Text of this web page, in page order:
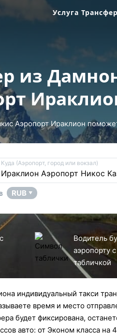
Услуга
из
Аэропорт Ираклион
Куда (Аэропорт, город или вокзал)
RUB ▼
Водитель
аэропорту с
табличкой
индивидуальный такси
время и место
будет фиксирована,
авто: от Эконом класса на